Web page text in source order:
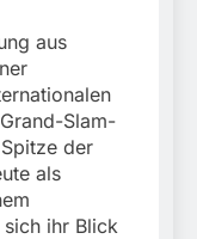
aus
Slam-
der
als
ihr Blick